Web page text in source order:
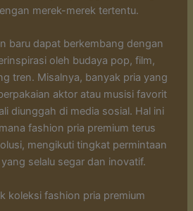
merek-merek tertentu.
baru dapat berkembang dengan
oleh budaya pop, film,
tren. Misalnya, banyak pria yang
aktor atau musisi favorit
diunggah di media sosial. Hal ini
fashion pria premium terus
mengikuti tingkat permintaan
selalu segar dan inovatif.
koleksi fashion pria premium